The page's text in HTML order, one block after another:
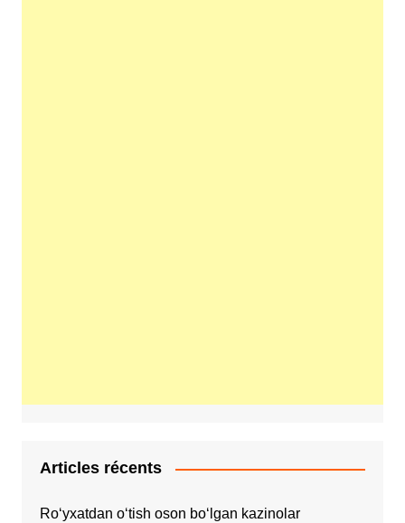
Articles récents
Ro‘yxatdan o‘tish oson bo‘lgan kazinolar